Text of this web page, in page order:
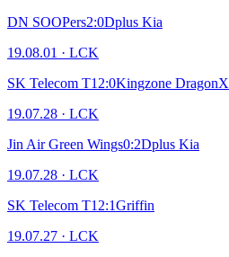
DN SOOPers2:0Dplus Kia
19.08.01 · LCK
SK Telecom T1 2:0Kingzone DragonX
19.07.28 · LCK
Jin Air Green Wings0:2Dplus Kia
19.07.28 · LCK
SK Telecom T1 2:1Griffin
19.07.27 · LCK